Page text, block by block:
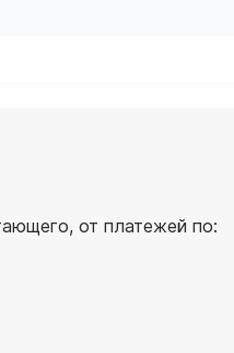
от платежей по: